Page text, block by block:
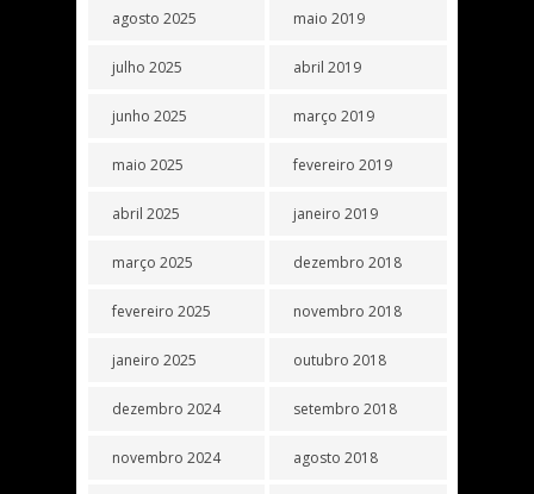
agosto 2025
julho 2025
junho 2025
maio 2025
abril 2025
março 2025
fevereiro 2025
janeiro 2025
dezembro 2024
novembro 2024
maio 2019
abril 2019
março 2019
fevereiro 2019
janeiro 2019
dezembro 2018
novembro 2018
outubro 2018
setembro 2018
agosto 2018